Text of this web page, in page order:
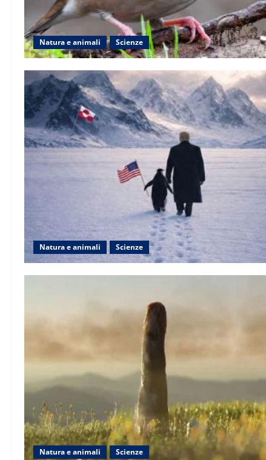
Natura e animali Scienze
Natura e animali Scienze
Natura e animali Scienze